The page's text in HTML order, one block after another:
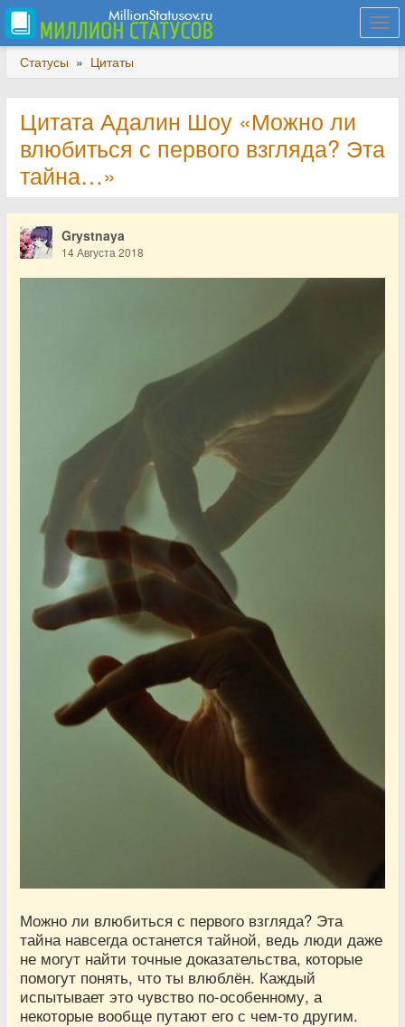
Статусы » Цитаты
Цитата Адалин Шоу «Можно ли
влюбиться с первого взгляда? Эта
тайна…»
Grystnaya
14 Августа 2018
Можно ли влюбиться с первого взгляда? Эта
тайна навсегда останется тайной, ведь люди даже
не могут найти точные доказательства, которые
помогут понять, что ты влюблён. Каждый
испытывает это чувство по-особенному, а
некоторые вообще путают его с чем-то другим.